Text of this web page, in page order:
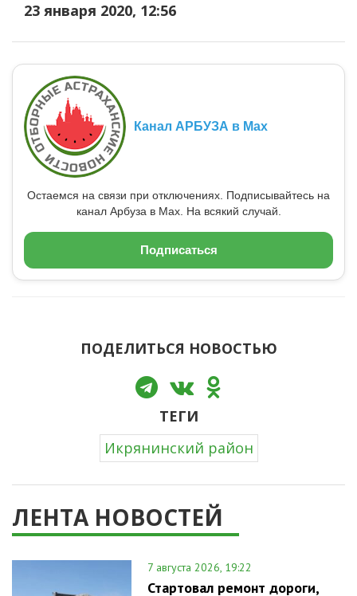
23 января 2020, 12:56
Канал АРБУЗА в Max
Остаемся на связи при отключениях. Подписывайтесь на
канал Арбуза в Max. На всякий случай.
Подписаться
ПОДЕЛИТЬСЯ НОВОСТЬЮ
ТЕГИ
Икрянинский район
ЛЕНТА НОВОСТЕЙ
7 августа 2026, 19:22
Стартовал ремонт дороги,